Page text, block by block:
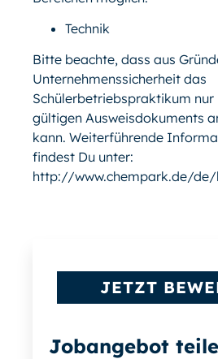
Technik
Bitte beachte, dass aus
Unternehmenssicherheit das
Schülerbetriebspraktikum nur
gültigen Ausweisdokuments
kann. Weiterführende
findest Du unter:
http://www.chempark.de/de/
JETZT
Jobangebot